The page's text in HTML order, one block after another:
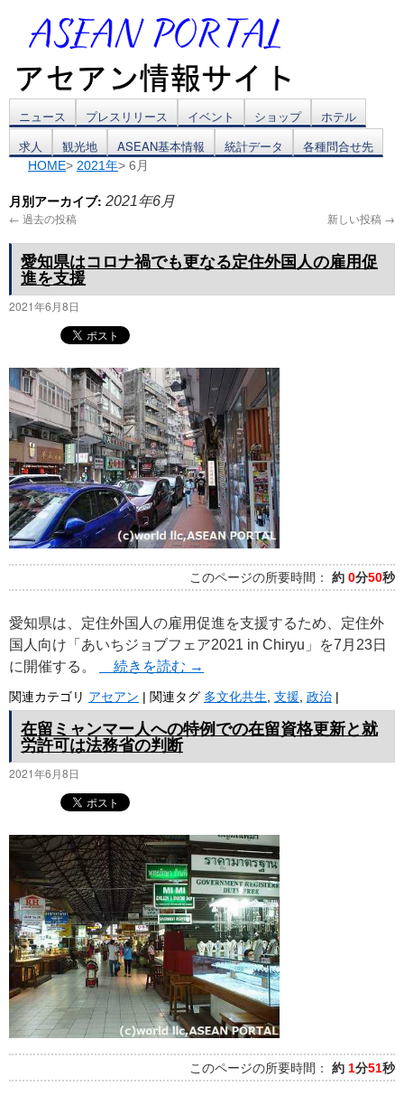
コ
ン
ン
ツ
へ
ッ
プ
ニュース プレスリリース イベント ショップ
ホテル
求人
観光地 ASEAN基本情報 統計データ 各種問合せ先
HOME> 2021年> 6月
月別アーカイブ: 2021年6月
← 過去の投稿 新しい投稿 →
愛知県はコロナ禍でも更なる定住外国人の雇用促
進を支援
2021年6月8日
このページの所要時間： 約 0分50秒
愛知県は、定住外国人の雇用促進を支援するため、定住外
国人向け「あいちジョブフェア2021 in Chiryu」を7月23日
に開催する。
続きを読む →
関連カテゴリ アセアン | 関連タグ 多文化共生, 支援, 政治 |
在留ミャンマー人への特例での在留資格更新と就
労許可は法務省の判断
2021年6月8日
このページの所要時間： 約 1分51秒